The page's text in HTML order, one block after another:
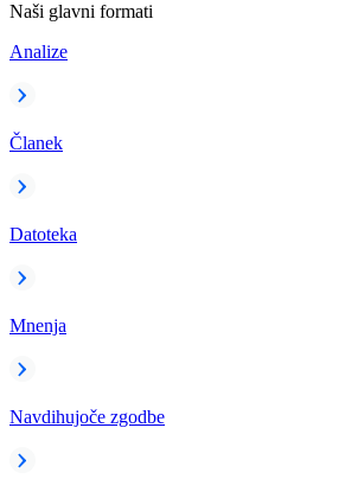
Naši glavni formati
Analize
Članek
Datoteka
Mnenja
Navdihujoče zgodbe